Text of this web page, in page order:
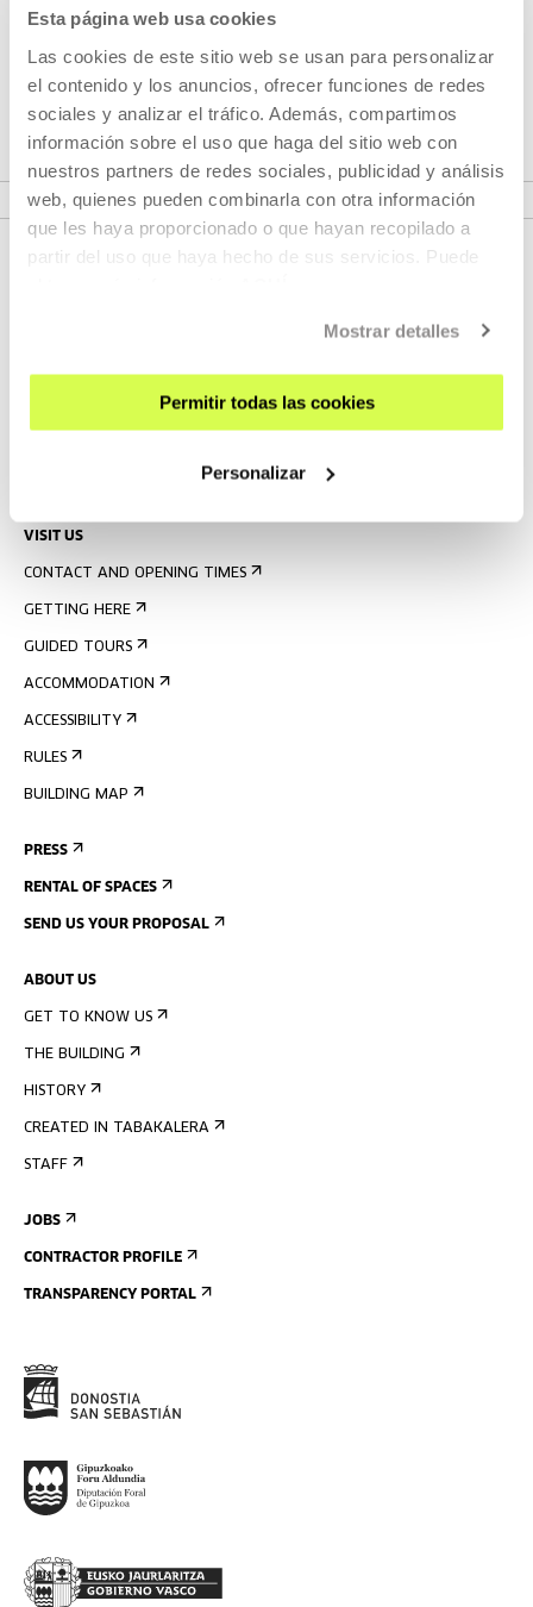
Esta página web usa cookies
Las cookies de este sitio web se usan para personalizar
el contenido y los anuncios, ofrecer funciones de redes
sociales y analizar el tráfico. Además, compartimos
información sobre el uso que haga del sitio web con
nuestros partners de redes sociales, publicidad y análisis
web, quienes pueden combinarla con otra información
que les haya proporcionado o que hayan recopilado a
partir del uso que haya hecho de sus servicios. Puede
Mostrar detalles
Permitir todas las cookies
Personalizar
Ander Pérez de Arenaza
Born in San Sebastian, after studying graphic design he
moved to Barcelona to train in editing an...
MORE INFORMATION
VISIT US
CONTACT AND OPENING TIMES
GETTING HERE
GUIDED TOURS
ACCOMMODATION
ACCESSIBILITY
RULES
BUILDING MAP
PRESS
RENTAL OF SPACES
SEND US YOUR PROPOSAL
ABOUT US
GET TO KNOW US
THE BUILDING
HISTORY
CREATED IN TABAKALERA
STAFF
JOBS
CONTRACTOR PROFILE
TRANSPARENCY PORTAL